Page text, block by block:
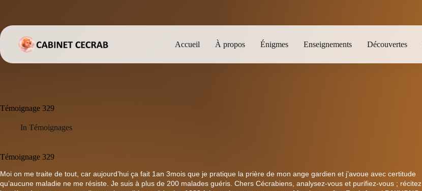
Accueil À propos Énigmes Enseignements Découvertes
Témoignage 329
In Témoignages
Témoignage 329
Moi on me traite de tout, car aujourd’hui ça fait 1an 3mois que je pratique la prière de mon ange gardien et j’avoue avec certitude
qu’aucune maladie ne me résiste. Je suis à plus de 200 malades guéris. Chers Cécrabiens, analysez-vous et purifiez-vous ; récitez